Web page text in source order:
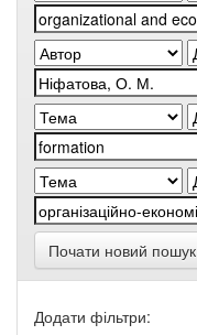
Почати новий пошук
Додати фільтри: